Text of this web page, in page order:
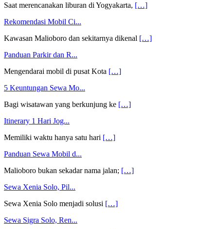
Saat merencanakan liburan di Yogyakarta, […]
Rekomendasi Mobil Ci...
Kawasan Malioboro dan sekitarnya dikenal […]
Panduan Parkir dan R...
Mengendarai mobil di pusat Kota […]
5 Keuntungan Sewa Mo...
Bagi wisatawan yang berkunjung ke […]
Itinerary 1 Hari Jog...
Memiliki waktu hanya satu hari […]
Panduan Sewa Mobil d...
Malioboro bukan sekadar nama jalan; […]
Sewa Xenia Solo, Pil...
Sewa Xenia Solo menjadi solusi […]
Sewa Sigra Solo, Ren...